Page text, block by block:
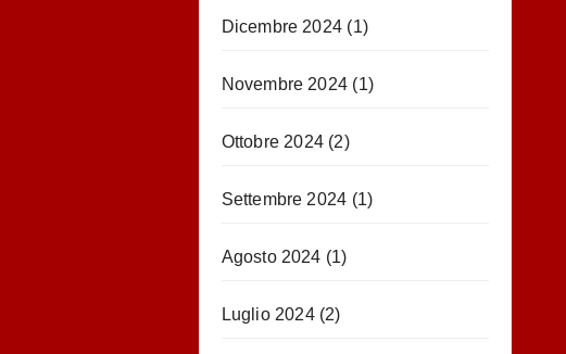
Dicembre 2024 (1)
Novembre 2024 (1)
Ottobre 2024(2)
Settembre 2024 (1)
Agosto 2024 (1)
Luglio 2024(2)